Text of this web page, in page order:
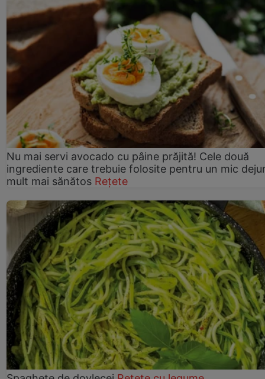
Nu mai servi avocado cu pâine prăjită! Cele două
ingrediente care trebuie folosite pentru un mic
mult mai sănătos Rețete